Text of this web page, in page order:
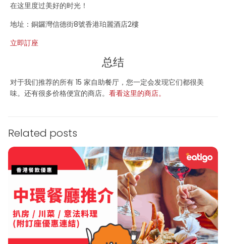
在这里度过美好的时光！
地址：銅鑼灣信德街8號香港珀麗酒店2樓
立即訂座
总结
对于我们推荐的所有 15 家自助餐厅，您一定会发现它们都很美
味。还有很多价格便宜的商店。看看这里的商店。
Related posts